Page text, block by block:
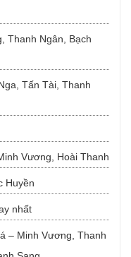
Thanh Ngân, Bạch
Tấn Tài, Thanh
Vương, Hoài Thanh
Huyền
nhất
– Minh Vương, Thanh